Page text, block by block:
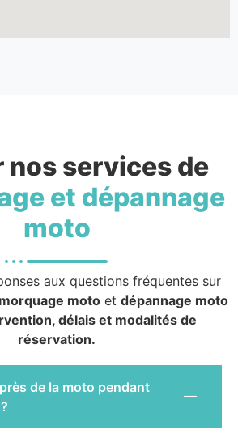
nos services de
et dépannage
moto
aux questions fréquentes sur
moto et dépannage moto
délais et modalités de
réservation.
de la moto pendant